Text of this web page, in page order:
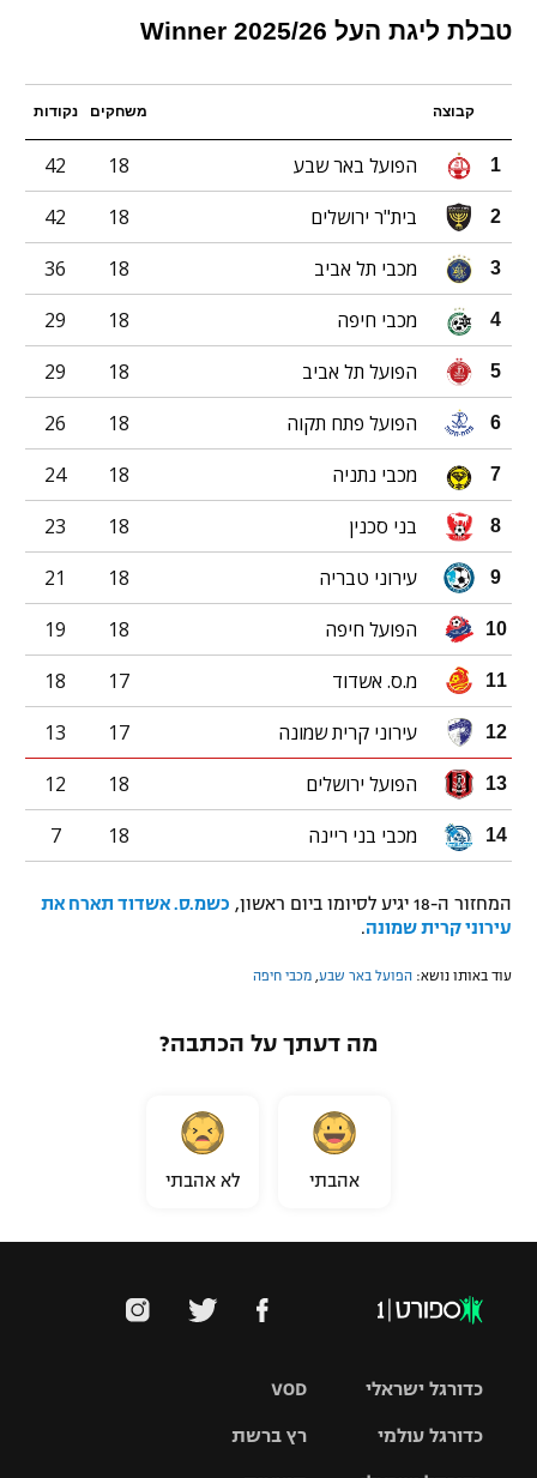
טבלת ליגת העל 2025/26 Winner
קבוצה משחקים נקודות
1 הפועל באר שבע 18
42
2 בית"ר ירושלים 18
42
3 מכבי תל אביב 18
36
4 מכבי חיפה 18
29
5 הפועל תל אביב 18
29
6 הפועל פתח תקוה 18
26
7 מכבי נתניה 18
24
8 בני סכנין 18
23
9 עירוני טבריה 18
21
10 הפועל חיפה 18
19
11 מ.ס. אשדוד 17
18
12 עירוני קרית שמונה 17
13
13 הפועל ירושלים 18
12
14 מכבי בני ריינה 18
7
המחזור ה-18 יגיע לסיומו ביום ראשון,
כשמ.ס. אשדוד תארח את
עירוני קרית שמונה.
עוד באותו נושא: הפועל באר שבע, מכבי חיפה
מה דעתך על הכתבה?
אהבתי לא אהבתי
VOD
רץ ברשת
כדורגל ישראלי
כדורגל עולמי